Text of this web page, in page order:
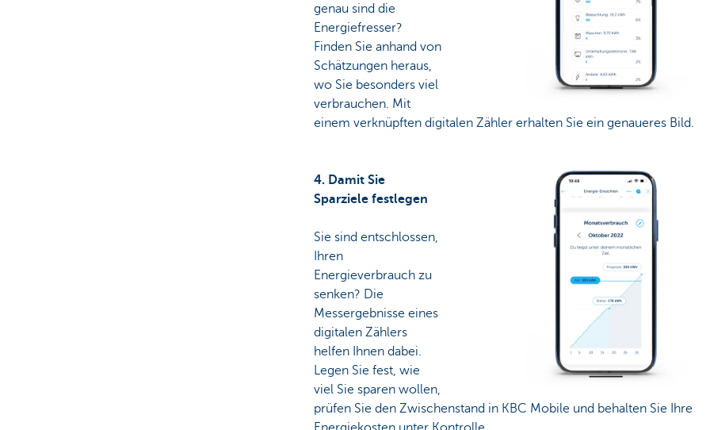
genau sind die
Energiefresser?
Finden Sie anhand von
Schätzungen heraus,
wo Sie besonders viel
verbrauchen. Mit
einem verknüpften digitalen Zähler erhalten Sie ein genaueres Bild.
4. Damit Sie
Sparziele festlegen
Sie sind entschlossen,
Ihren
Energieverbrauch zu
senken? Die
Messergebnisse eines
digitalen Zählers
helfen Ihnen dabei.
Legen Sie fest, wie
viel Sie sparen wollen,
prüfen Sie den Zwischenstand in KBC Mobile und behalten Sie Ihre